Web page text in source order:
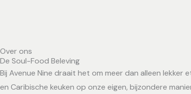
Over ons
De Soul-Food Beleving
Bij Avenue Nine draait het om meer dan alleen lekker
en Caribische keuken op onze eigen, bijzondere